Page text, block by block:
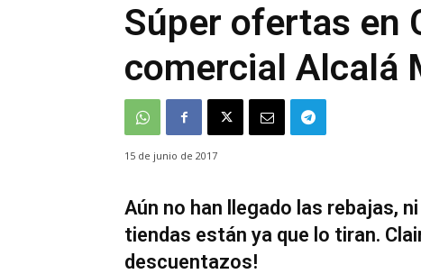
Súper ofertas en
comercial Alcalá
15 de junio de 2017
Aún no han llegado las rebajas,
tiendas están ya que lo tiran.
descuentazos!